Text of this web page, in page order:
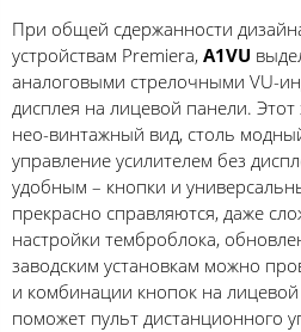
При общей сдержанности
устройствам Premiera, A1VU
аналоговыми стрелочными VU-
дисплея на лицевой панели.
нео-винтажный вид, столь
управление усилителем без
удобным – кнопки и
прекрасно справляются, даже
настройки темброблока,
заводским установкам можно
и комбинации кнопок на
поможет пульт дистанционного